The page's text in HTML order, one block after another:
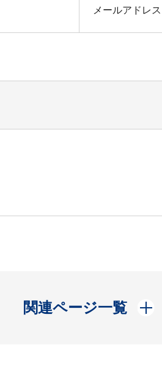
メールアドレス
関連ページ一覧
開く